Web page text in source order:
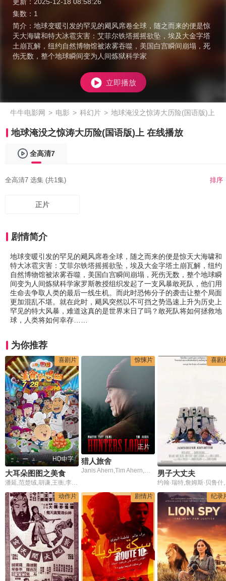
集数： 1
简介： 地球变暖引发的罕见的飓风席卷全球，随之而来的便是惊
天大海啸和特大冰雹灾害：艾菲尔铁塔摇摇欲坠，埃及大金字塔
土崩瓦解，纽约自然博物馆被浓雾吞噬，美国白宫瞬间崩塌，死
伤无数，整个地球瞬间变为人间炼狱科学家
立即播放
牛牛电影网 > 电影 > 科幻片 > 地球淹没之惊涛大历险(国语版)上
地球淹没之惊涛大历险(国语版)上 在线播放
全高清7
全高清7 选集 (共1集) 排序
正片
剧情简介
地球变暖引发的罕见的飓风席卷全球，随之而来的便是惊天大海啸和
特大冰雹灾害：艾菲尔铁塔摇摇欲坠，埃及大金字塔土崩瓦解，纽约
自然博物馆被浓雾吞噬，美国白宫瞬间崩塌，死伤无数，整个地球瞬
间变为人间炼狱科学家罗斯教授组织发起了一支风暴敢死队，他们用
生命去争取人类的最后一线生机。而此时恐怖分子的袭击让整个局面
更加混乱不堪。就在此时，飓风突然以不可挡之势迅速上升为历史上
罕见的特大风暴，难道这真的是世界末日了吗？敢死队将如何拯救地
球，人类将如何幸存……
为你推荐
喜剧片
HD中字
潘延,范楚绒,胡谦,王衡,李晔,王肖兵,吴磊,蒋可,李心仪,蒋孙丞薇,游军,周南飞,王晓彤,严丽祯,曹可凡,金炜
惊悚片
正片
猎人旅舍
喜剧
男子大丈夫
约
动作片
剧情片 纪录